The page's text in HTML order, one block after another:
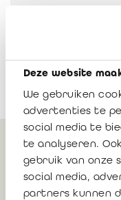
Deze website
We gebruiken
advertenties te
social media te
te analyseren.
gebruik van onze
social media,
partners kunnen
Peut
intéresser